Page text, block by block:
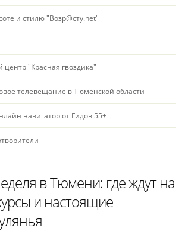
и стилю "Возр@сту.net"
"Красная гвоздика"
телевещание в Тюменской области
навигатор от Гидов 55+
в Тюмени: где ждут на
и настоящие